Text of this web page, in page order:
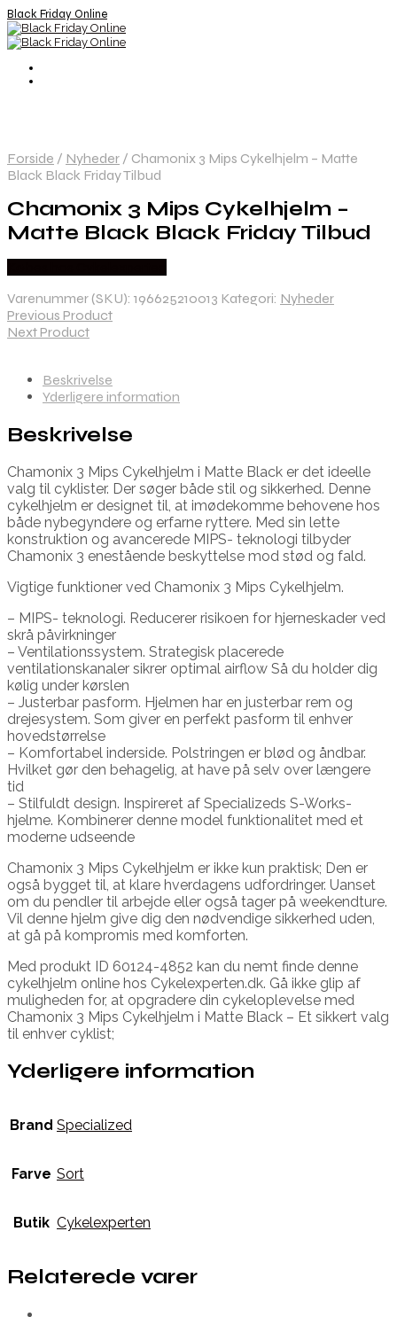
Black Friday Online
Forside / Nyheder / Chamonix 3 Mips Cykelhjelm – Matte
Black Black Friday Tilbud
Chamonix 3 Mips Cykelhjelm –
Matte Black Black Friday Tilbud
Varenummer (SKU): 196625210013 Kategori: Nyheder
Previous Product
Next Product
Beskrivelse
Yderligere information
Beskrivelse
Chamonix 3 Mips Cykelhjelm i Matte Black er det ideelle
valg til cyklister. Der søger både stil og sikkerhed. Denne
cykelhjelm er designet til, at imødekomme behovene hos
både nybegyndere og erfarne ryttere. Med sin lette
konstruktion og avancerede MIPS- teknologi tilbyder
Chamonix 3 enestående beskyttelse mod stød og fald.
Vigtige funktioner ved Chamonix 3 Mips Cykelhjelm.
– MIPS- teknologi. Reducerer risikoen for hjerneskader ved
skrå påvirkninger
– Ventilationssystem. Strategisk placerede
ventilationskanaler sikrer optimal airflow Så du holder dig
kølig under kørslen
– Justerbar pasform. Hjelmen har en justerbar rem og
drejesystem. Som giver en perfekt pasform til enhver
hovedstørrelse
– Komfortabel inderside. Polstringen er blød og åndbar.
Hvilket gør den behagelig, at have på selv over længere
tid
– Stilfuldt design. Inspireret af Specializeds S-Works-
hjelme. Kombinerer denne model funktionalitet med et
moderne udseende
Chamonix 3 Mips Cykelhjelm er ikke kun praktisk; Den er
også bygget til, at klare hverdagens udfordringer. Uanset
om du pendler til arbejde eller også tager på weekendture.
Vil denne hjelm give dig den nødvendige sikkerhed uden,
at gå på kompromis med komforten.
Med produkt ID 60124-4852 kan du nemt finde denne
cykelhjelm online hos Cykelexperten.dk. Gå ikke glip af
muligheden for, at opgradere din cykeloplevelse med
Chamonix 3 Mips Cykelhjelm i Matte Black – Et sikkert valg
til enhver cyklist;
Yderligere information
Brand Specialized
Farve Sort
Butik Cykelexperten
Relaterede varer